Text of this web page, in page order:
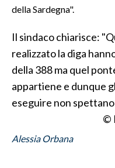
INSULARITÀ
INFO AZIENDE
ABBONATI
della Sardegna".
Il sindaco chiarisce:
realizzato la diga
della 388 ma quel
appartiene e dunque
eseguire non
©
Alessia Orbana